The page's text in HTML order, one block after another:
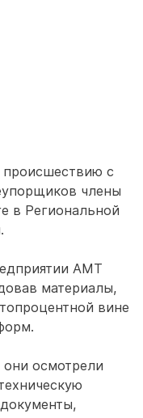
с
члены
в Региональной
АМТ
материалы,
вине
осмотрели